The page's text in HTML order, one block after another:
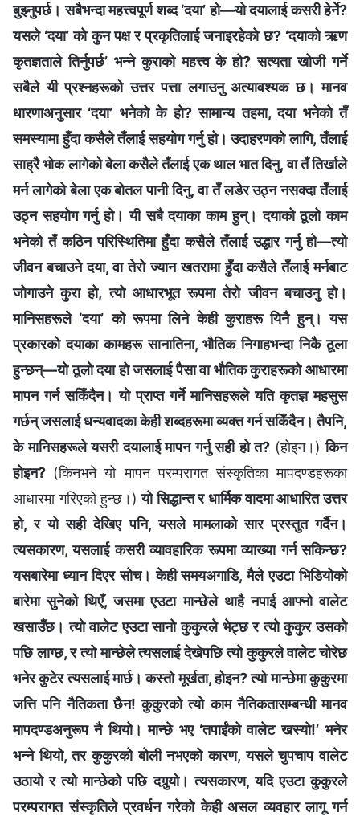
बुझ्‍नुपर्छ। सबैभन्दा महत्त्वपूर्ण शब्‍द ‘दया’ हो—यो दयालाई कसरी हेर्ने?
यसले ‘दया’ को कुन पक्ष र प्रकृतिलाई जनाइरहेको छ? ‘दयाको ऋण
कृतज्ञताले तिर्नुपर्छ’ भन्‍ने कुराको महत्त्व के हो? सत्यता खोजी गर्ने
सबैले यी प्रश्‍नहरूको उत्तर पत्ता लगाउनु अत्यावश्यक छ। मानव
धारणाअनुसार ‘दया’ भनेको के हो? सामान्य तहमा, दया भनेको तँ
समस्यामा हुँदा कसैले तँलाई सहयोग गर्नु हो। उदाहरणको लागि, तँलाई
साह्रै भोक लागेको बेला कसैले तँलाई एक थाल भात दिनु, वा तँ तिर्खाले
मर्न लागेको बेला एक बोतल पानी दिनु, वा तँ लडेर उठ्न नसक्दा तँलाई
उठ्न सहयोग गर्नु हो। यी सबै दयाका काम हुन्। दयाको ठूलो काम
भनेको तँ कठिन परिस्थितिमा हुँदा कसैले तँलाई उद्धार गर्नु हो—त्यो
जीवन बचाउने दया, वा तेरो ज्यान खतरामा हुँदा कसैले तँलाई मर्नबाट
जोगाउने कुरा हो, त्यो आधारभूत रूपमा तेरो जीवन बचाउनु हो।
मानिसहरूले ‘दया’ को रूपमा लिने केही कुराहरू यिनै हुन्। यस
प्रकारको दयाका कामहरू सानातिना, भौतिक निगाहभन्दा निकै ठूला
हुन्छन्—यो ठूलो दया हो जसलाई पैसा वा भौतिक कुराहरूको आधारमा
मापन गर्न सकिँदैन। यो प्राप्त गर्ने मानिसहरूले यति कृतज्ञ महसुस
गर्छन् जसलाई धन्यवादका केही शब्‍दहरूमा व्यक्त गर्न सकिँदैन। तैपनि,
के मानिसहरूले यसरी दयालाई मापन गर्नु सही हो त? (होइन।)किन
होइन? (किनभने यो मापन परम्‍परागत संस्कृतिका मापदण्डहरूका
आधारमा गरिएको हुन्छ।) यो सिद्धान्त र धार्मिक वादमा आधारित उत्तर
हो, र यो सही देखिए पनि, यसले मामलाको सार प्रस्तुत गर्दैन।
त्यसकारण, यसलाई कसरी व्यावहारिक रूपमा व्याख्या गर्न सकिन्छ?
यसबारेमा ध्यान दिएर सोच। केही समयअगाडि, मैले एउटा भिडियोको
बारेमा सुनेको थिएँ, जसमा एउटा मान्छेले थाहै नपाई आफ्‍नो वालेट
खसाउँछ। त्यो वालेट एउटा सानो कुकुरले भेट्छ र त्यो कुकुर उसको
पछि लाग्छ, र त्यो मान्छेले त्यसलाई देखेपछि त्यो कुकुरले वालेट चोरेछ
भनेर कुटेर त्यसलाई मार्छ। कस्तो मूर्खता, होइन? त्यो मान्छेमा कुकुरमा
जत्ति पनि नैतिकता छैन! कुकुरको त्यो काम नैतिकतासम्‍बन्धी मानव
मापदण्डअनुरूप नै थियो। मान्छे भए ‘तपाईंको वालेट खस्यो!’ भनेर
भन्‍ने थियो, तर कुकुरको बोली नभएको कारण, यसले चुपचाप वालेट
उठायो र त्यो मान्छेको पछि दगुर्‍यो। त्यसकारण, यदि एउटा कुकुरले
परम्‍परागत संस्कृतिले प्रवर्धन गरेको केही असल व्यवहार लागू गर्न